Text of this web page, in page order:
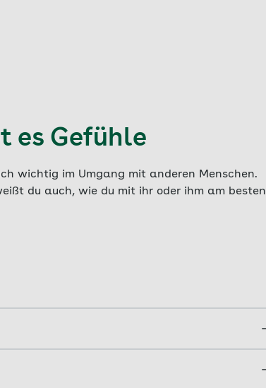
es Gefühle
wichtig im Umgang mit anderen Menschen.
du auch, wie du mit ihr oder ihm am besten